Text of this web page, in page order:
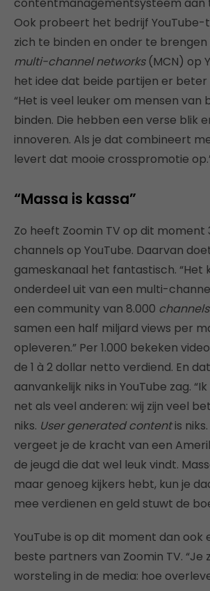
Ook probeert het bedrijf
zich te binden en onder te
multi-channel networks(MCN) op
het idee dat beide partijen er beter
“Het is veel leuker om mensen van
binden. Die hebben een verse blik
innoveren. Als je dat combineert
levert dat mooie crosspromotie
“Massa is kassa”
Zo heeft Zoomin TV op dit moment
channels op YouTube. Daarvan
gameskanaal het fantastisch. “Het
onderdeel uit van een multi-
een community van 8.000 channels
samen een half miljard views per
opleveren.” Per 1.000 bekeken
de 1 à 2 dollar netto verdiend. En
aanvankelijk niks in YouTube zag.
net als veel anderen: wij zijn veel
niks. User generated contentis
vergeet je de kracht van een
de jeugd die dat wel leuk vindt.
maar genoeg kijkers hebt, kun je
mee verdienen en geld stuwt de
YouTube is op dit moment dan ook
beste partners van Zoomin TV. “Je
worsteling in de media: hoe